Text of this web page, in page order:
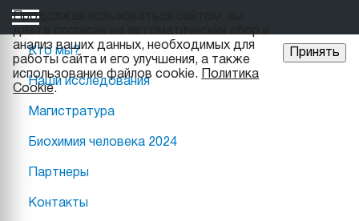
Кто мы?
Наши исследования
Магистратура
Биохимия человека 2024
Партнеры
Контакты
Продолжая пользоваться сайтом, вы
анализ ваших данных, необходимых для
работы сайта и его улучшения, а также
использование файлов cookie.
Политика
Cookie.
Принять